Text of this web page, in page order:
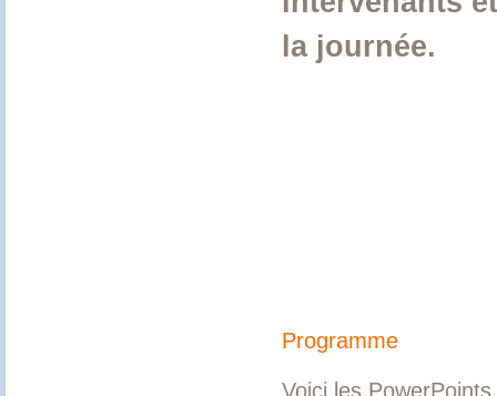
la journée.
Programme
Voici les